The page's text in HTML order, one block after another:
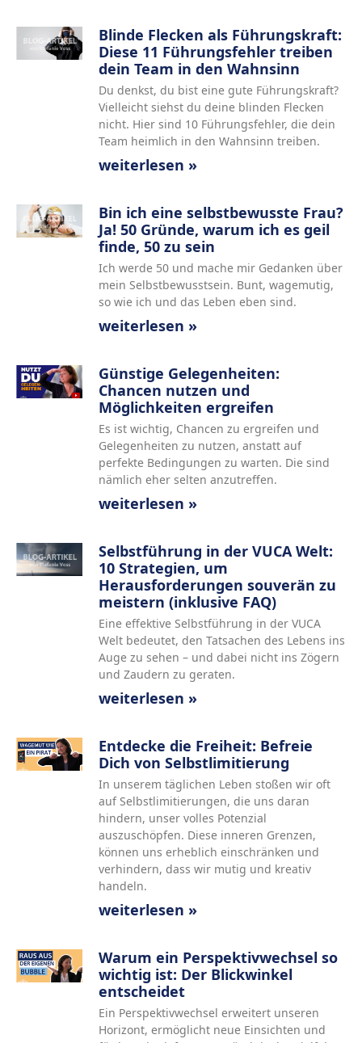
Blinde Flecken als Führungskraft:
Diese 11 Führungsfehler treiben
dein Team in den Wahnsinn
Du denkst, du bist eine gute Führungskraft?
Vielleicht siehst du deine blinden Flecken
nicht. Hier sind 10 Führungsfehler, die dein
Team heimlich in den Wahnsinn treiben.
weiterlesen »
Bin ich eine selbstbewusste Frau?
Ja! 50 Gründe, warum ich es geil
finde, 50 zu sein
Ich werde 50 und mache mir Gedanken über
mein Selbstbewusstsein. Bunt, wagemutig,
so wie ich und das Leben eben sind.
weiterlesen »
Günstige Gelegenheiten:
Chancen nutzen und
Möglichkeiten ergreifen
Es ist wichtig, Chancen zu ergreifen und
Gelegenheiten zu nutzen, anstatt auf
perfekte Bedingungen zu warten. Die sind
nämlich eher selten anzutreffen.
weiterlesen »
Selbstführung in der VUCA Welt:
10 Strategien, um
Herausforderungen souverän zu
meistern (inklusive FAQ)
Eine effektive Selbstführung in der VUCA
Welt bedeutet, den Tatsachen des Lebens ins
Auge zu sehen – und dabei nicht ins Zögern
und Zaudern zu geraten.
weiterlesen »
Entdecke die Freiheit: Befreie
Dich von Selbstlimitierung
In unserem täglichen Leben stoßen wir oft
auf Selbstlimitierungen, die uns daran
hindern, unser volles Potenzial
auszuschöpfen. Diese inneren Grenzen,
können uns erheblich einschränken und
verhindern, dass wir mutig und kreativ
handeln.
weiterlesen »
Warum ein Perspektivwechsel so
wichtig ist: Der Blickwinkel
entscheidet
Ein Perspektivwechsel erweitert unseren
Horizont, ermöglicht neue Einsichten und